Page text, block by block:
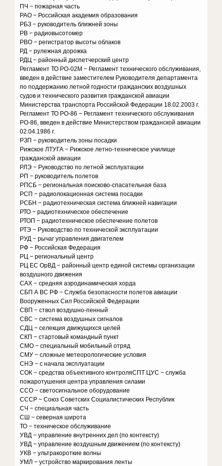
ПЧ − пожарная часть
РАО − Российская академия образования
РБЗ − руководитель ближней зоны
РВ − радиовысотомер
РВО − регистратор высоты облаков
РД − рулежная дорожка
РДЦ − районный диспетчерский центр
Регламент ТО РО-02М − Регламент технического обслуживания,
введен в действие заместителем Руководителя департамента
по поддержанию летной годности гражданских воздушных
судов и технического развития гражданской авиации
Министерства транспорта Российской Федерации 18.02.2003 г.
Регламент ТО РО-86 − Регламент технического обслуживания
РО-86, введен в действие Министерством гражданской авиации
02.04.1986 г.
РЗП − руководитель зоны посадки
Рижское ЛТУГА − Рижское летно-техническое училище
гражданской авиации
РЛЭ − Руководство по летной эксплуатации
РП − руководитель полетов
РПСБ − региональная поисково-спасательная база
РСП − радиолокационная система посадки
РСБН − радиотехническая система ближней навигации
РТО − радиотехническое обеспечение
РТОП − радиотехническое обеспечение полетов
РТЭ − Руководство по технической эксплуатации
РУД − рычаг управления двигателем
РФ − Российская Федерация
РЦ − региональный центр
РЦ ЕС ОрВД − районный центр единой системы организации
воздушного движения
САХ − средняя аэродинамическая хорда
СБП А ВС РФ − Служба безопасности полетов авиации
Вооруженных Сил Российской Федерации
СВП − ствол воздушно-пенный
СВС − система воздушных сигналов
СДЦ − селекция движущихся целей
СКП − стартовый командный пункт
СМО − специальный мобильный отряд
СМУ − сложные метеорологические условия
СНЭ − с начала эксплуатации
СОК − средства объективного контроляСПТ ЦУС − служба
пожаротушения центра управления силами
ССО − светосигнальное оборудование
СССР − Союз Советских Социалистических Республик
СЧ − специальная часть
СШ − северная широта
ТО − техническое обслуживание
УВД − управление внутренних дел (по контексту)
УВД − управление воздушным движением (по контексту)
УКВ − ультракороткие волны
УМЛ − устройство маркирования ленты